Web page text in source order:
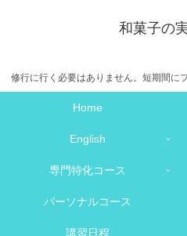
和菓子の
修行に行く必要はありません。短期間に
Home
English
専門特化コース
パーソナルコース
講習日程